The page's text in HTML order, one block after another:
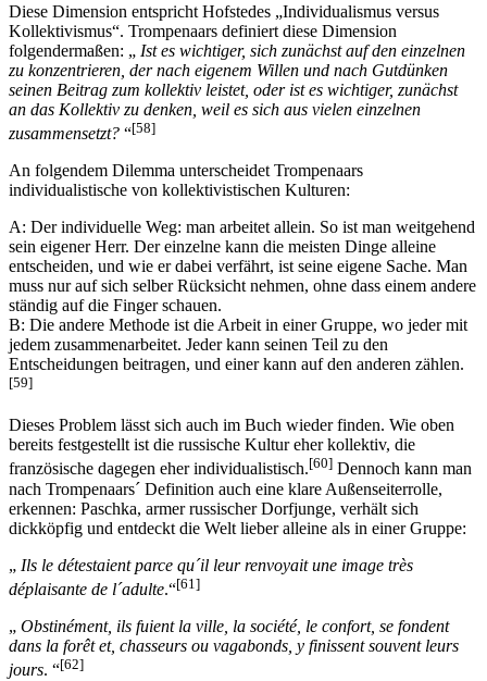
Diese Dimension entspricht Hofstedes „Individualismus versus
Kollektivismus“. Trompenaars definiert diese Dimension
folgendermaßen: „ Ist es wichtiger, sich zunächst auf den einzelnen
zu konzentrieren, der nach eigenem Willen und nach Gutdünken
seinen Beitrag zum kollektiv leistet, oder ist es wichtiger, zunächst
an das Kollektiv zu denken, weil es sich aus vielen einzelnen
zusammensetzt? “[58]
An folgendem Dilemma unterscheidet Trompenaars
individualistische von kollektivistischen Kulturen:
A: Der individuelle Weg: man arbeitet allein. So ist man weitgehend
sein eigener Herr. Der einzelne kann die meisten Dinge alleine
entscheiden, und wie er dabei verfährt, ist seine eigene Sache. Man
muss nur auf sich selber Rücksicht nehmen, ohne dass einem andere
ständig auf die Finger schauen.
B: Die andere Methode ist die Arbeit in einer Gruppe, wo jeder mit
jedem zusammenarbeitet. Jeder kann seinen Teil zu den
Entscheidungen beitragen, und einer kann auf den anderen zählen.
[59]
Dieses Problem lässt sich auch im Buch wieder finden. Wie oben
bereits festgestellt ist die russische Kultur eher kollektiv, die
französische dagegen eher individualistisch.[60] Dennoch kann man
nach Trompenaars´ Definition auch eine klare Außenseiterrolle,
erkennen: Paschka, armer russischer Dorfjunge, verhält sich
dickköpfig und entdeckt die Welt lieber alleine als in einer Gruppe:
„ Ils le détestaient parce qu´il leur renvoyait une image très
déplaisante de l´adulte.“[61]
„ Obstinément, ils fuient la ville, la société, le confort, se fondent
dans la forêt et, chasseurs ou vagabonds, y finissent souvent leurs
jours. “[62]